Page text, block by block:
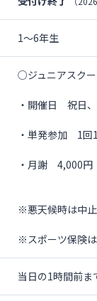
1～6年生
○ジュニアスク
・開催日 祝日
・単発参加 1回
・月謝 4,000
※悪天候時は中
※スポーツ保険
当日の1時間前ま